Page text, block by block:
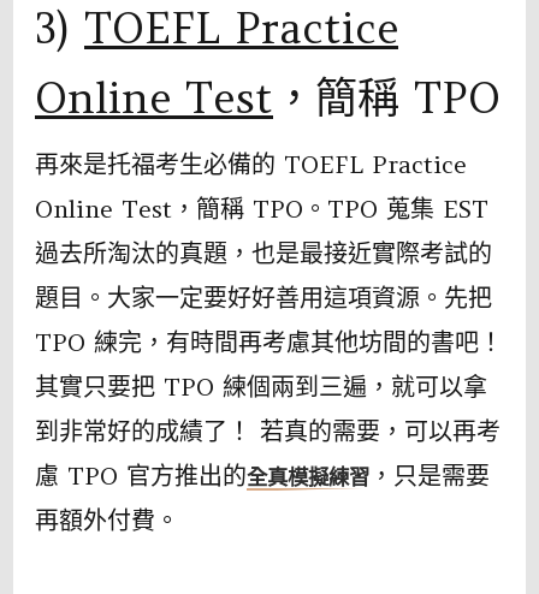
3) TOEFL Practice
Online Test ，簡稱 TPO
再來是托福考⽣必備的 TOEFL Practice
Online Test，簡稱 TPO。TPO 蒐集 EST
過去所淘汰的真題，也是最接近實際考試的
題⽬。⼤家⼀定要好好善⽤這項資源。先把
TPO 練完，有時間再考慮其他坊間的書吧！
其實只要把 TPO 練個兩到三遍，就可以拿
到非常好的成績了！ 若真的需要，可以再考
慮 TPO 官⽅推出的全真模擬練習 ，只是需要
再額外付費。